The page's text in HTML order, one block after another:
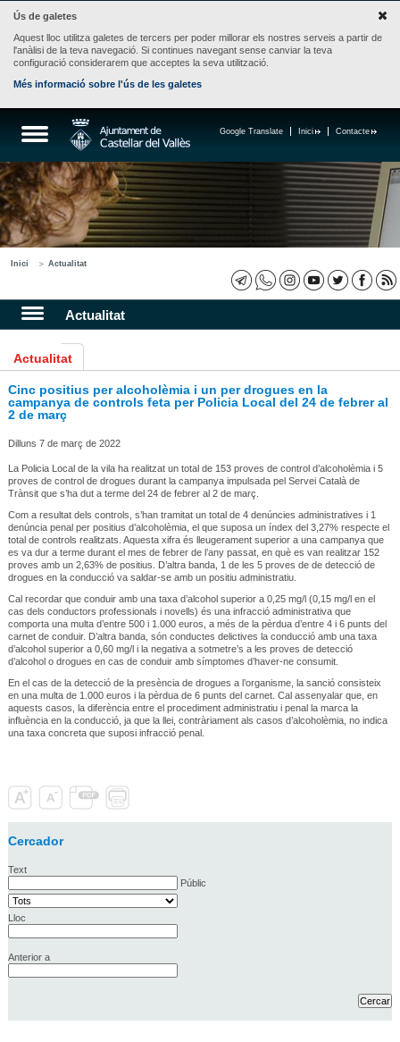
Ús de galetes
Aquest lloc utilitza galetes de tercers per poder millorar els nostres serveis a partir de
l'anàlisi de la teva navegació. Si continues navegant sense canviar la teva
configuració considerarem que acceptes la seva utilització.
Més informació sobre l'ús de les galetes
Contacte
Inici
Google Translate
Inici Actualitat
Actualitat
Actualitat
Cinc positius per alcoholèmia i un per drogues en la
campanya de controls feta per Policia Local del 24 de febrer al
2 de març
Dilluns 7 de març de 2022
La Policia Local de la vila ha realitzat un total de 153 proves de control d’alcoholèmia i 5
proves de control de drogues durant la campanya impulsada pel Servei Català de
Trànsit que s’ha dut a terme del 24 de febrer al 2 de març.
Com a resultat dels controls, s’han tramitat un total de 4 denúncies administratives i 1
denúncia penal per positius d’alcoholèmia, el que suposa un índex del 3,27% respecte el
total de controls realitzats. Aquesta xifra és lleugerament superior a una campanya que
es va dur a terme durant el mes de febrer de l’any passat, en què es van realitzar 152
proves amb un 2,63% de positius. D’altra banda, 1 de les 5 proves de de detecció de
drogues en la conducció va saldar-se amb un positiu administratiu.
Cal recordar que conduir amb una taxa d’alcohol superior a 0,25 mg/l (0,15 mg/l en el
cas dels conductors professionals i novells) és una infracció administrativa que
comporta una multa d’entre 500 i 1.000 euros, a més de la pèrdua d’entre 4 i 6 punts del
carnet de conduir. D’altra banda, són conductes delictives la conducció amb una taxa
d’alcohol superior a 0,60 mg/l i la negativa a sotmetre’s a les proves de detecció
d’alcohol o drogues en cas de conduir amb símptomes d’haver-ne consumit.
En el cas de la detecció de la presència de drogues a l’organisme, la sanció consisteix
en una multa de 1.000 euros i la pèrdua de 6 punts del carnet. Cal assenyalar que, en
aquests casos, la diferència entre el procediment administratiu i penal la marca la
influència en la conducció, ja que la llei, contràriament als casos d’alcoholèmia, no indica
una taxa concreta que suposi infracció penal.
Cercador
Text
Públic
Lloc
Anterior a